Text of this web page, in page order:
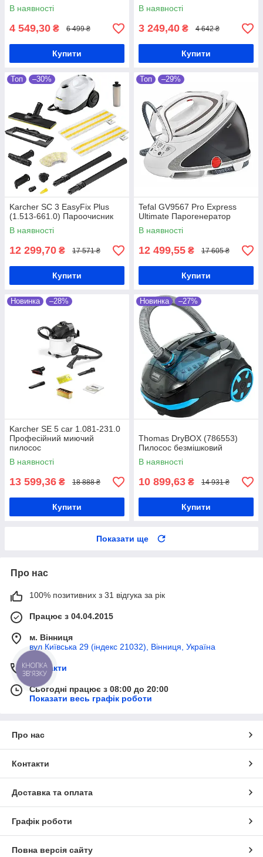
В наявності
4 549,30 ₴ 6 499 ₴
Купити
В наявності
3 249,40 ₴ 4 642 ₴
Купити
Топ –30%
Karcher SC 3 EasyFix Plus
(1.513-661.0) Пароочисник
В наявності
12 299,70 ₴ 17 571 ₴
Купити
Топ –29%
Tefal GV9567 Pro Express
Ultimate Парогенератор
В наявності
12 499,55 ₴ 17 605 ₴
Купити
Новинка –28%
Karcher SE 5 car 1.081-231.0
Професійний миючий
пилосос
В наявності
13 599,36 ₴ 18 888 ₴
Купити
Новинка –27%
Thomas DryBOX (786553)
Пилосос безмішковий
В наявності
10 899,63 ₴ 14 931 ₴
Купити
Показати ще
Про нас
100% позитивних з 31 відгука за рік
Працює з 04.04.2015
м. Вінниця
вул Київська 29 (індекс 21032), Вінниця, Україна
Контакти
Сьогодні працює з 08:00 до 20:00
Показати весь графік роботи
Про нас
Контакти
Доставка та оплата
Графік роботи
Повна версія сайту
КНОПКА
ЗВ'ЯЗКУ